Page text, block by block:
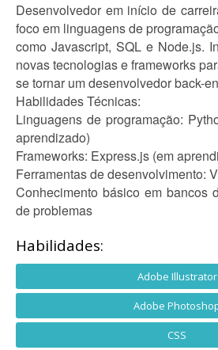
Desenvolvedor em início de
foco em linguagens de
como Javascript, SQL e Node.js.
novas tecnologias e frameworks
se tornar um desenvolvedor back-
Habilidades Técnicas:
Linguagens de programação:
aprendizado)
Frameworks: Express.js (em
Ferramentas de desenvolvimento:
Conhecimento básico em bancos
de problemas
Habilidades:
Adobe Illustrator
Adobe
CSS